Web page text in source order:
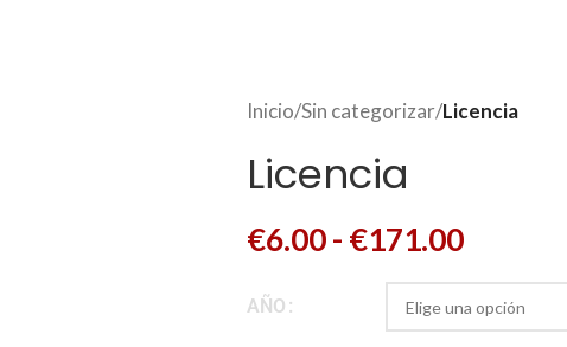
Inicio/Sin categorizar/Licencia
Licencia
€6.00- €171.00
AÑO